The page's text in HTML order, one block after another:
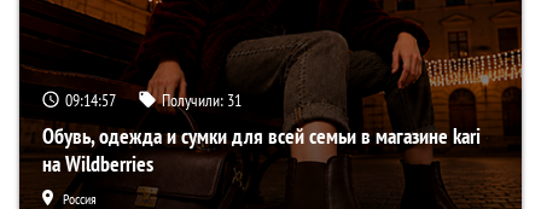
09:14:56 Получили: 31
Обувь, одежда и сумки для всей семьи в магазине kari
на Wildberries
Россия